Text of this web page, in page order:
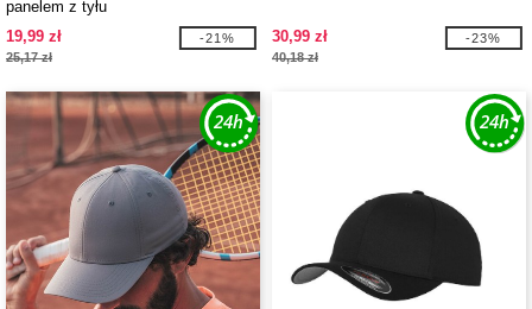
panelem z tyłu
19,99 zł
25,17 zł
-21% 30,99 zł
40,18 zł
-23%